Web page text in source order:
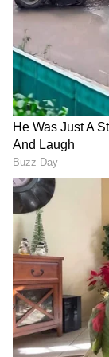
ಅಲ್ಲದೆ,
ಬಾರಿಗೆ 650
ಆದೇಶ ನೀಡಿ